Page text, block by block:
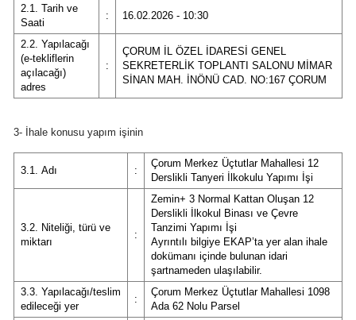
Elazığ
Erzincan
Eskişehir
Gaziantep
Giresun
Gümüşhane
Hakkari
Hatay
2.1. Tarih ve
Saati
: 16.02.2026 - 10:30
2.2. Yapılacağı
(e-tekliflerin
açılacağı)
adres
:
ÇORUM İL ÖZEL İDARESİ GENEL
SEKRETERLİK TOPLANTI SALONU MİMAR
SİNAN MAH. İNÖNÜ CAD. NO:167 ÇORUM
3- İhale konusu yapım işinin
3.1. Adı :
Çorum Merkez Üçtutlar Mahallesi 12
Derslikli Tanyeri İlkokulu Yapımı İşi
3.2. Niteliği, türü ve
miktarı
:
Zemin+ 3 Normal Kattan Oluşan 12
Derslikli İlkokul Binası ve Çevre
Tanzimi Yapımı İşi
Ayrıntılı bilgiye EKAP’ta yer alan ihale
dokümanı içinde bulunan idari
şartnameden ulaşılabilir.
3.3. Yapılacağı/teslim
edileceği yer
:
Çorum Merkez Üçtutlar Mahallesi 1098
Ada 62 Nolu Parsel